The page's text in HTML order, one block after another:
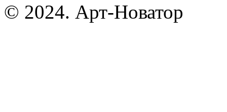
© 2024. Арт-Новатор